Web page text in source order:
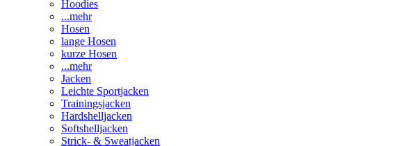
Hoodies
...mehr
Hosen
lange Hosen
kurze Hosen
...mehr
Jacken
Leichte Sportjacken
Trainingsjacken
Hardshelljacken
Softshelljacken
Strick- & Sweatjacken